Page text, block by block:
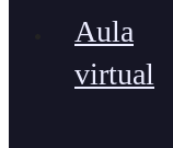
Aula
virtual